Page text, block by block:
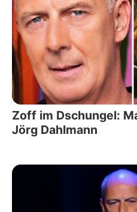
Zoff im Dschungel:
Jörg Dahlmann